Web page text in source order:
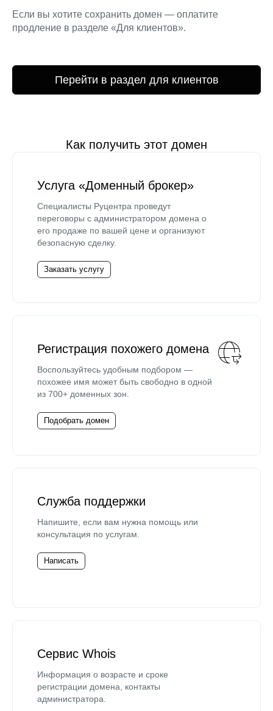
Если вы хотите сохранить домен — оплатите
продление в разделе «Для клиентов».
Перейти в раздел для клиентов
Как получить этот домен
Услуга «Доменный брокер»
Специалисты Руцентра проведут
переговоры с администратором домена о
его продаже по вашей цене и организуют
безопасную сделку.
Заказать услугу
Регистрация похожего домена
Воспользуйтесь удобным подбором —
похожее имя может быть свободно в одной
из 700+ доменных зон.
Подобрать домен
Служба поддержки
Напишите, если вам нужна помощь или
консультация по услугам.
Написать
Сервис Whois
Информация о возрасте и сроке
регистрации домена, контакты
администратора.